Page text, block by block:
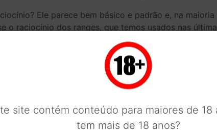
Ele parece bem básico e padrão e, na
o raciocínio dos ranges, que temos usados nas
do range de limp do jogador D. Porque afungetá-lo
side pote que vocês gerariam, seria grande
que, por sua vez, também tem o range de all-in
outro valor maior, apenas restringiria o seu
relativamente short. Caso você entre de limp, a
site contém conteúdo para maiores de 18
tem mais de 18 anos?